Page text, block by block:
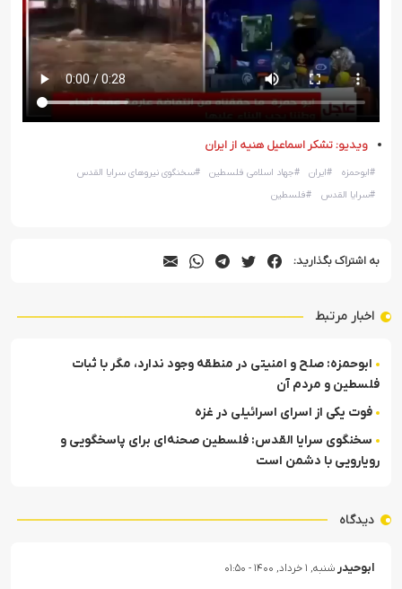
ویدیو: تشکر اسماعیل هنیه از ایران
#ابوحمزه #ایران #جهاد اسلامی فلسطین #سخنگوی نیروهای سرایا القدس
#سرایا القدس #فلسطین
به اشتراک بگذارید:
اخبار مرتبط
ابوحمزه: صلح و امنیتی در منطقه وجود ندارد، مگر با ثبات
فلسطین و مردم آن
فوت یکی از اسرای اسرائیلی در غزه
سخنگوی سرایا القدس: فلسطین صحنه‌ای برای پاسخگویی و
رویارویی با دشمن است
دیدگاه
ابوحیدر شنبه, ۱ خرداد, ۱۴۰۰ - ۰۱:۵۰